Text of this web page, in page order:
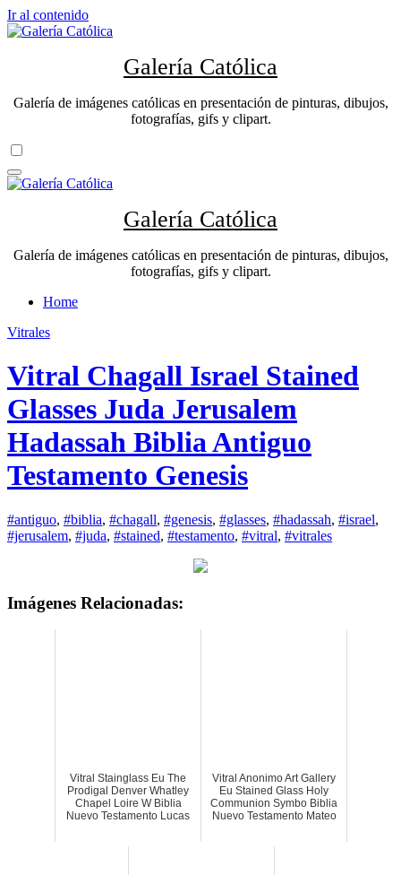
Ir al contenido
Galería Católica
Galería de imágenes católicas en presentación de pinturas, dibujos,
fotografías, gifs y clipart.
Galería Católica
Galería de imágenes católicas en presentación de pinturas, dibujos,
fotografías, gifs y clipart.
Home
Vitrales
Vitral Chagall Israel Stained
Glasses Juda Jerusalem
Hadassah Biblia Antiguo
Testamento Genesis
#antiguo, #biblia, #chagall, #genesis, #glasses, #hadassah, #israel,
#jerusalem, #juda, #stained, #testamento, #vitral, #vitrales
Imágenes Relacionadas:
Vitral Stainglass Eu The
Prodigal Denver Whatley
Chapel Loire W Biblia
Nuevo Testamento Lucas
Vitral Anonimo Art Gallery
Eu Stained Glass Holy
Communion Symbo Biblia
Nuevo Testamento Mateo